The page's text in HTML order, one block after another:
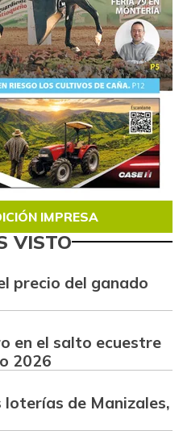
IMPRESA
VISTO
precio del ganado
en el salto ecuestre
2026
loterías de Manizales,